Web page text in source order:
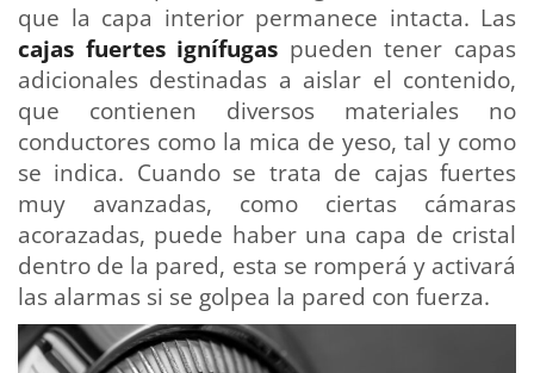
que la capa interior permanece intacta. Las
cajas fuertes ignífugas pueden tener capas
adicionales destinadas a aislar el contenido,
que contienen diversos materiales no
conductores como la mica de yeso, tal y como
se indica. Cuando se trata de cajas fuertes
muy avanzadas, como ciertas cámaras
acorazadas, puede haber una capa de cristal
dentro de la pared, esta se romperá y activará
las alarmas si se golpea la pared con fuerza.